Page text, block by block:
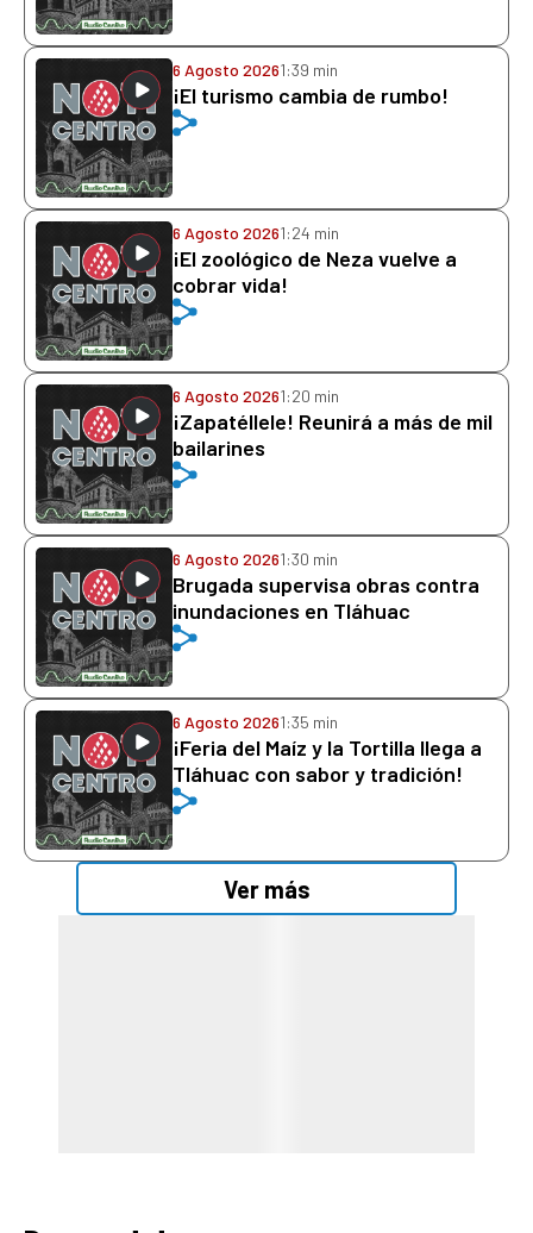
6 Agosto 20261:39 min
¡El turismo cambia de rumbo!
6 Agosto 20261:24 min
¡El zoológico de Neza vuelve a
cobrar vida!
6 Agosto 20261:20 min
¡Zapatéllele! Reunirá a más de mil
bailarines
6 Agosto 20261:30 min
Brugada supervisa obras contra
inundaciones en Tláhuac
6 Agosto 20261:35 min
¡Feria del Maíz y la Tortilla llega a
Tláhuac con sabor y tradición!
Ver más